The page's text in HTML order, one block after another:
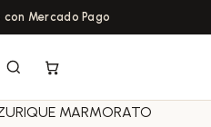
Mercado Pago
MARMORATO